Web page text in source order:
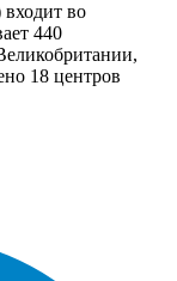
входит во
440
18 центров